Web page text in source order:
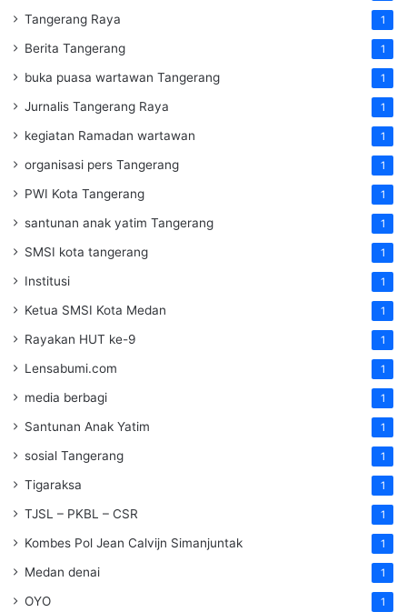
Tangerang Raya 1
Berita Tangerang 1
buka puasa wartawan Tangerang 1
Jurnalis Tangerang Raya 1
kegiatan Ramadan wartawan 1
organisasi pers Tangerang 1
PWI Kota Tangerang 1
santunan anak yatim Tangerang 1
SMSI kota tangerang 1
Institusi 1
Ketua SMSI Kota Medan 1
Rayakan HUT ke-9 1
Lensabumi.com 1
media berbagi 1
Santunan Anak Yatim 1
sosial Tangerang 1
Tigaraksa 1
TJSL – PKBL – CSR 1
Kombes Pol Jean Calvijn Simanjuntak 1
Medan denai 1
OYO 1